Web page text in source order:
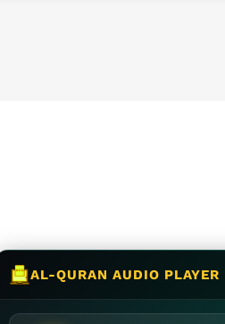
AL-QURAN AUDIO PLAYER